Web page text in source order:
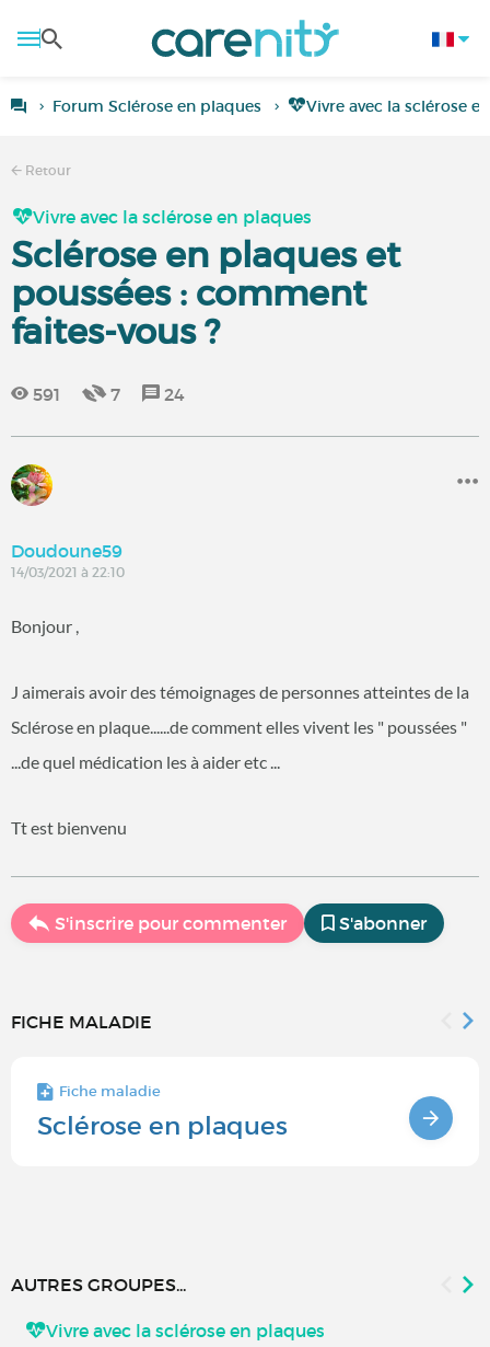
Forum Sclérose en plaques Vivre avec la sclérose
Retour
Vivre avec la sclérose en plaques
Sclérose en plaques et
poussées : comment
faites-vous ?
591 7 24
Doudoune59
14/03/2021 à 22:10
Bonjour ,
J aimerais avoir des témoignages de personnes atteintes de la
Sclérose en plaque......de comment elles vivent les " poussées "
...de quel médication les à aider etc ...
Tt est bienvenu
S'inscrire pour commenter S'abonner
FICHE MALADIE
Fiche maladie
Sclérose en plaques
AUTRES GROUPES...
Vivre avec la sclérose en plaques